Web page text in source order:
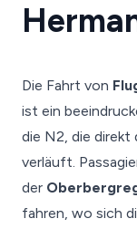
Die Fahrt von
ist ein
die N2, die
verläuft.
der
fahren, wo sich